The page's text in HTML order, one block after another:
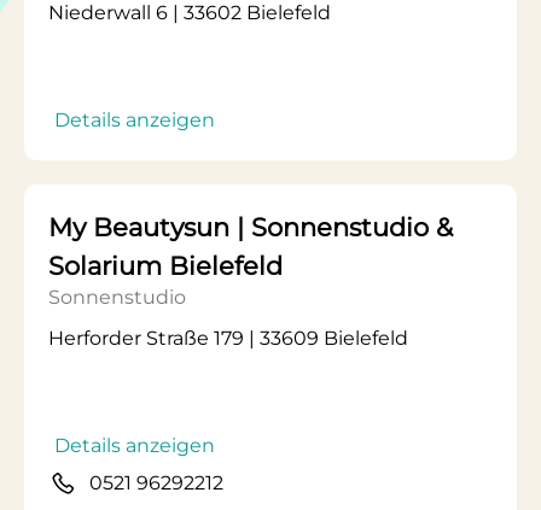
Niederwall 6 | 33602 Bielefeld
Details anzeigen
My Beautysun | Sonnenstudio &
Solarium Bielefeld
Sonnenstudio
Herforder Straße 179 | 33609 Bielefeld
Details anzeigen
0521 96292212